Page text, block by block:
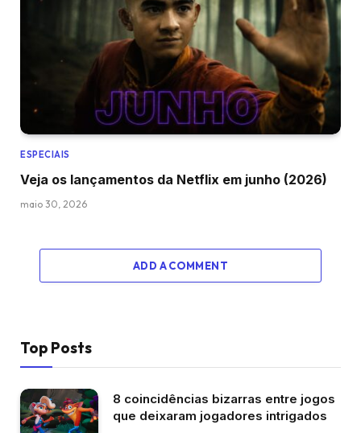
ESPECIAIS
Veja os lançamentos da Netflix em junho (2026)
maio 30, 2026
ADD A COMMENT
Top Posts
8 coincidências bizarras entre jogos
que deixaram jogadores intrigados